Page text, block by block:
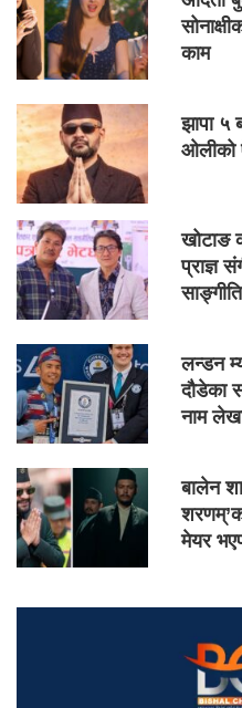
काम
झापा ५
ओलीको
खोटाङ
प्राज्ञ
लन्डन
दौडेका
नाम
बालेन
मेयर